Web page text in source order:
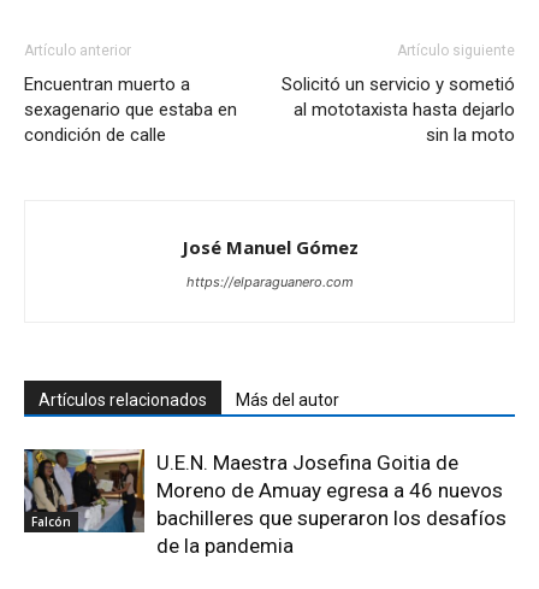
Artículo anterior
Encuentran muerto a
sexagenario que estaba en
condición de calle
Artículo siguiente
Solicitó un servicio y sometió
al mototaxista hasta dejarlo
sin la moto
José Manuel Gómez
https://elparaguanero.com
Artículos relacionados Más del autor
Falcón
U.E.N. Maestra Josefina Goitia de
Moreno de Amuay egresa a 46 nuevos
bachilleres que superaron los desafíos
de la pandemia